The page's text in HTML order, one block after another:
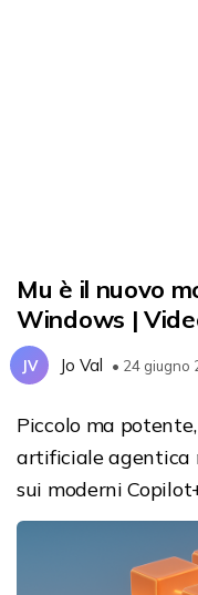
Mu è il nuovo
Windows |
JV Jo Val • 24 giugno
Piccolo ma
artificiale agentica
sui moderni